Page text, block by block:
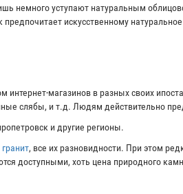
немного уступают натуральным
искусственному
магазинов в разных своих
слябы, и т.д. Людям действительно
и другие регионы.
гранит, все их разновидности. При этом
доступными, хоть цена природного